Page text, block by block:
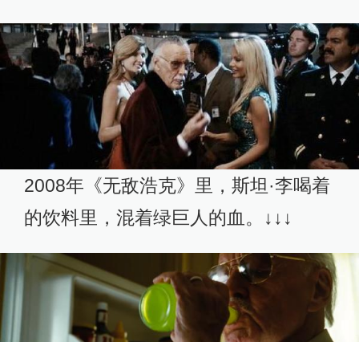
2008年《无敌浩克》里，斯坦·李喝着
的饮料里，混着绿巨人的血。↓↓↓